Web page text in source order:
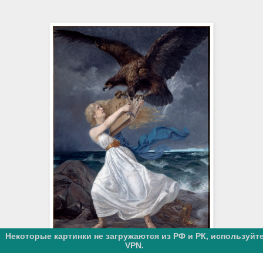
Некоторые картинки не загружаются из РФ и РК,
VPN.